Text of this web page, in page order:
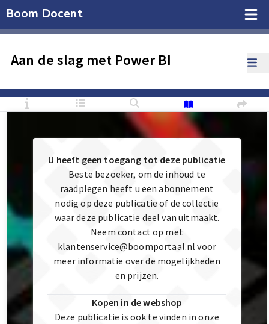
Boom Docent
Aan de slag met Power BI
U heeft geen toegang tot deze publicatie
Beste bezoeker, om de inhoud te
raadplegen heeft u een abonnement
nodig op deze publicatie of de collectie
waar deze publicatie deel van uitmaakt.
Neem contact op met
klantenservice@boomportaal.nl voor
meer informatie over de mogelijkheden
en prijzen.
Kopen in de webshop
Deze publicatie is ook te vinden in onze